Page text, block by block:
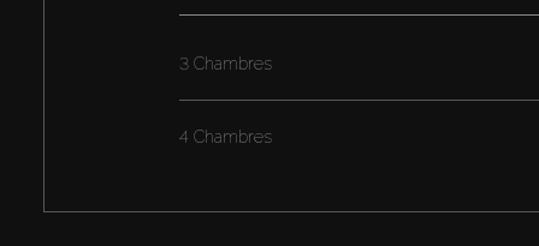
3 Chambres
4 Chambres